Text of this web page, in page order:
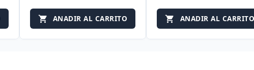
 ANADIR AL CARRITO  ANADIR AL